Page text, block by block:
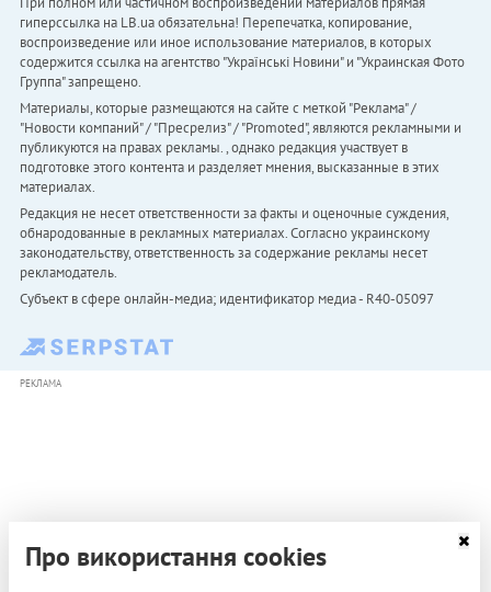
гиперссылка на LB.ua обязательна! Перепечатка, копирование,
воспроизведение или иное использование материалов, в которых
содержится ссылка на агентство "Українськi Новини" и "Украинская Фото
Группа" запрещено.
Материалы, которые размещаются на сайте с меткой "Реклама" /
"Новости компаний" / "Пресрелиз" / "Promoted", являются рекламными и
публикуются на правах рекламы. , однако редакция участвует в
подготовке этого контента и разделяет мнения, высказанные в этих
материалах.
Редакция не несет ответственности за факты и оценочные суждения,
обнародованные в рекламных материалах. Согласно украинскому
законодательству, ответственность за содержание рекламы несет
рекламодатель.
Субъект в сфере онлайн-медиа; идентификатор медиа - R40-05097
РЕКЛАМА
Про використання cookies